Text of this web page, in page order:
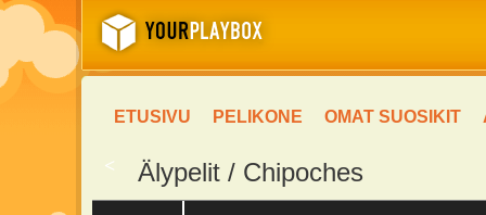
ETUSIVU PELIKONE OMAT SUOSIKIT
< Älypelit / Chipoches